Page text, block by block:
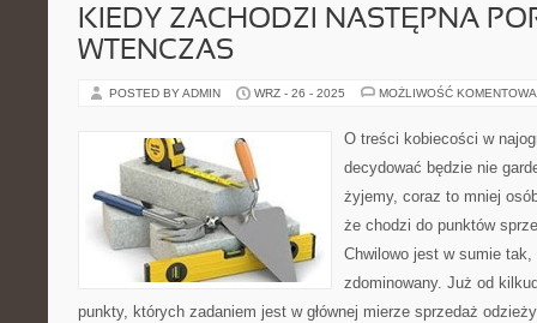
KIEDY ZACHODZI NASTĘPNA
WTENCZAS
POSTED BY ADMIN WRZ - 26 - 2025 MOŻLIWOŚĆ
O treści kobiecości w
decydować będzie nie
żyjemy, coraz to mniej
że chodzi do punktów
Chwilowo jest w sumie
zdominowany. Już od
punkty, których zadaniem jest w głównej mierze sprzedaż